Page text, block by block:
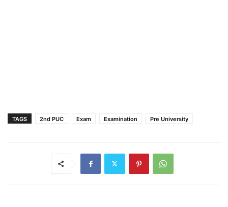
TAGS 2nd PUC Exam Examination Pre University